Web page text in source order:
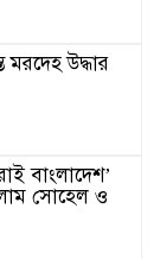
উদ্ধার
বাংলাদেশ’
সোহেল ও